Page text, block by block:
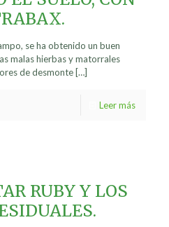
se ha obtenido un buen
malas hierbas y matorrales
de desmonte […]
Leer más
RUBY Y LOS